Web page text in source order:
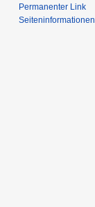
Permanenter Link
Seiten­­informationen